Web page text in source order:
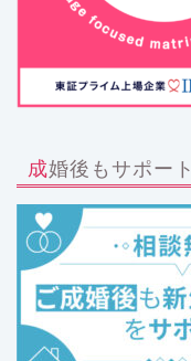
成婚後もサポート